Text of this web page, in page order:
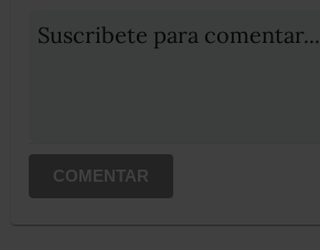
Suscribete para comentar...
COMENTAR